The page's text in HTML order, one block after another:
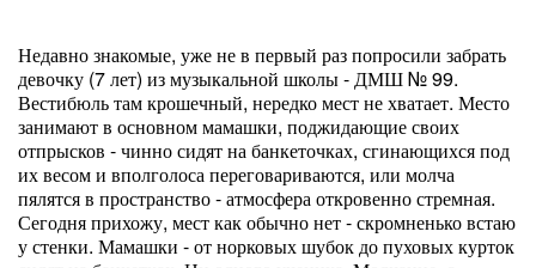
Недавно знакомые, уже не в первый раз попросили забрать
девочку (7 лет) из музыкальной школы - ДМШ № 99.
Вестибюль там крошечный, нередко мест не хватает. Место
занимают в основном мамашки, поджидающие своих
отпрысков - чинно сидят на банкеточках, сгинающихся под
их весом и вполголоса переговариваются, или молча
пялятся в пространство - атмосфера откровенно стремная.
Сегодня прихожу, мест как обычно нет - скромненько встаю
у стенки. Мамашки - от норковых шубок до пуховых курток